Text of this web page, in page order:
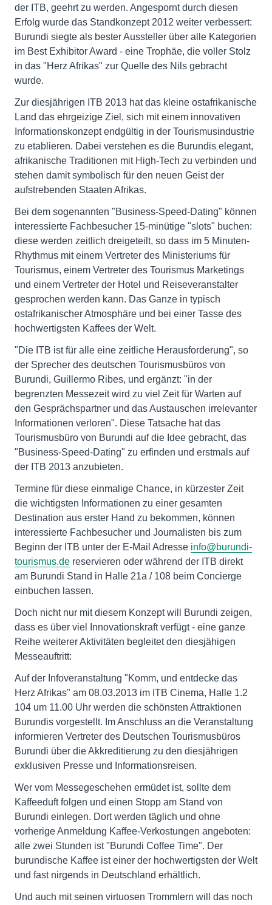
der ITB, geehrt zu werden. Angespornt durch diesen
Erfolg wurde das Standkonzept 2012 weiter verbessert:
Burundi siegte als bester Aussteller über alle Kategorien
im Best Exhibitor Award - eine Trophäe, die voller Stolz
in das "Herz Afrikas" zur Quelle des Nils gebracht
wurde.
Zur diesjährigen ITB 2013 hat das kleine ostafrikanische
Land das ehrgeizige Ziel, sich mit einem innovativen
Informationskonzept endgültig in der Tourismusindustrie
zu etablieren. Dabei verstehen es die Burundis elegant,
afrikanische Traditionen mit High-Tech zu verbinden und
stehen damit symbolisch für den neuen Geist der
aufstrebenden Staaten Afrikas.
Bei dem sogenannten "Business-Speed-Dating" können
interessierte Fachbesucher 15-minütige "slots" buchen:
diese werden zeitlich dreigeteilt, so dass im 5 Minuten-
Rhythmus mit einem Vertreter des Ministeriums für
Tourismus, einem Vertreter des Tourismus Marketings
und einem Vertreter der Hotel und Reiseveranstalter
gesprochen werden kann. Das Ganze in typisch
ostafrikanischer Atmosphäre und bei einer Tasse des
hochwertigsten Kaffees der Welt.
"Die ITB ist für alle eine zeitliche Herausforderung", so
der Sprecher des deutschen Tourismusbüros von
Burundi, Guillermo Ribes, und ergänzt: "in der
begrenzten Messezeit wird zu viel Zeit für Warten auf
den Gesprächspartner und das Austauschen irrelevanter
Informationen verloren". Diese Tatsache hat das
Tourismusbüro von Burundi auf die Idee gebracht, das
"Business-Speed-Dating" zu erfinden und erstmals auf
der ITB 2013 anzubieten.
Termine für diese einmalige Chance, in kürzester Zeit
die wichtigsten Informationen zu einer gesamten
Destination aus erster Hand zu bekommen, können
interessierte Fachbesucher und Journalisten bis zum
Beginn der ITB unter der E-Mail Adresse info@burundi-
tourismus.de reservieren oder während der ITB direkt
am Burundi Stand in Halle 21a / 108 beim Concierge
einbuchen lassen.
Doch nicht nur mit diesem Konzept will Burundi zeigen,
dass es über viel Innovationskraft verfügt - eine ganze
Reihe weiterer Aktivitäten begleitet den diesjähigen
Messeauftritt:
Auf der Infoveranstaltung "Komm, und entdecke das
Herz Afrikas" am 08.03.2013 im ITB Cinema, Halle 1.2
104 um 11.00 Uhr werden die schönsten Attraktionen
Burundis vorgestellt. Im Anschluss an die Veranstaltung
informieren Vertreter des Deutschen Tourismusbüros
Burundi über die Akkreditierung zu den diesjährigen
exklusiven Presse und Informationsreisen.
Wer vom Messegeschehen ermüdet ist, sollte dem
Kaffeeduft folgen und einen Stopp am Stand von
Burundi einlegen. Dort werden täglich und ohne
vorherige Anmeldung Kaffee-Verkostungen angeboten:
alle zwei Stunden ist "Burundi Coffee Time". Der
burundische Kaffee ist einer der hochwertigsten der Welt
und fast nirgends in Deutschland erhältlich.
Und auch mit seinen virtuosen Trommlern will das noch